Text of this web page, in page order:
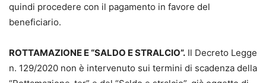
quindi procedere con il pagamento in favore del
beneficiario.
ROTTAMAZIONE E “SALDO E STRALCIO”. Il Decreto Legge
n. 129/2020 non è intervenuto sui termini di scadenza della